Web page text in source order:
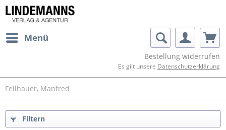
Menü
Bestellung widerrufen
Es gilt unsere Datenschutzerklärung
Fellhauer, Manfred
Filtern